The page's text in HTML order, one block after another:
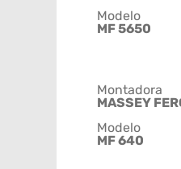
Modelo
MF 5650
Montadora
MASSEY
Modelo
MF 640